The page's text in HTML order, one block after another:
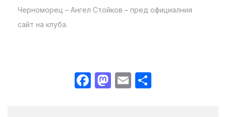
Черноморец – Ангел Стойков – пред официалния
сайт на клуба.
Facebook
Mastodon
Email